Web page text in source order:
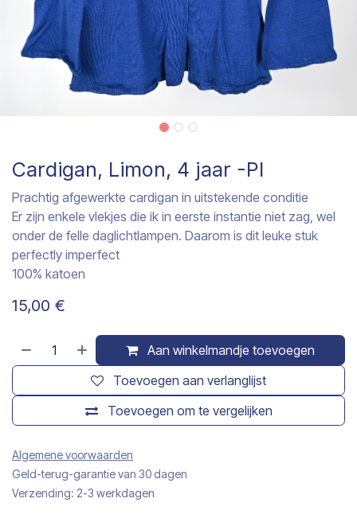
Cardigan, Limon, 4 jaar -PI
Prachtig afgewerkte cardigan in uitstekende conditie
Er zijn enkele vlekjes die ik in eerste instantie niet zag, wel
onder de felle daglichtlampen. Daarom is dit leuke stuk
perfectly imperfect
100% katoen
15,00 €
Aan winkelmandje toevoegen
Toevoegen om te vergelijken
Toevoegen aan verlanglijst
Algemene voorwaarden
Geld-terug-garantie van 30 dagen
Verzending: 2-3 werkdagen